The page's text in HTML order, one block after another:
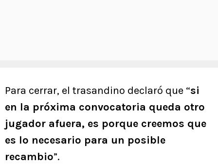
Para cerrar, el trasandino declaró que “si
en la próxima convocatoria queda otro
jugador afuera, es porque creemos que
es lo necesario para un posible
recambio”.